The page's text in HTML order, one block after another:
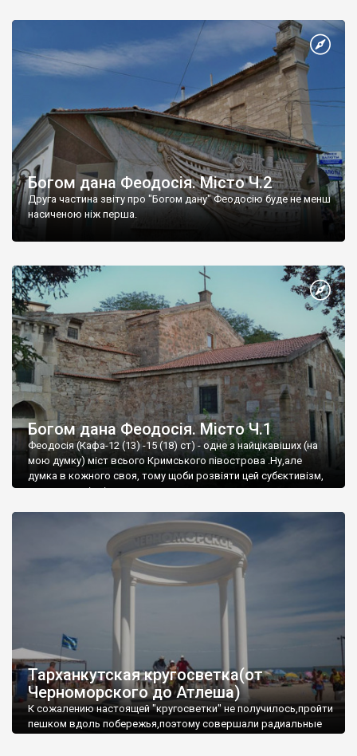
Богом дана Феодосія. Місто Ч.2
Друга частина звіту про "Богом дану" Феодосію буде не менш
насиченою ніж перша.
Богом дана Феодосія. Місто Ч.1
Феодосія (Кафа-12 (13) -15 (18) ст) - одне з найцікавіших (на
мою думку) міст всього Кримського півострова .Ну,але
думка в кожного своя, тому щоби розвіяти цей субєктивізм,
запрошую відвідати це
Тарханкутская кругосветка(от
Черноморского до Атлеша)
К сожалению настоящей "кругосветки" не получилось,пройти
пешком вдоль побережья,поэтому совершали радиальные